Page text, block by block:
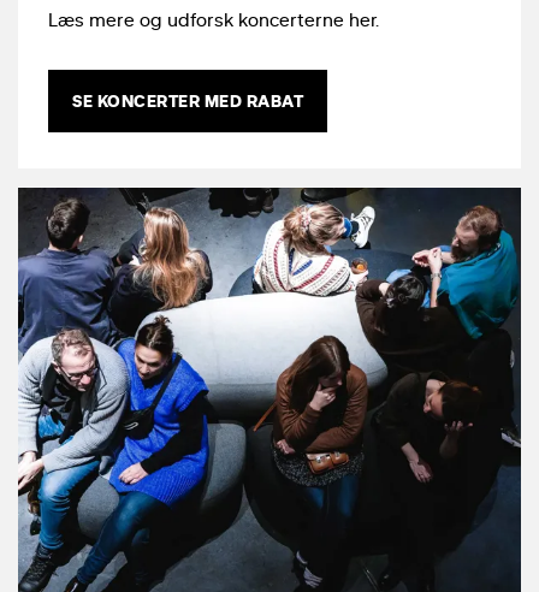
Læs mere og udforsk koncerterne her.
SE KONCERTER MED RABAT